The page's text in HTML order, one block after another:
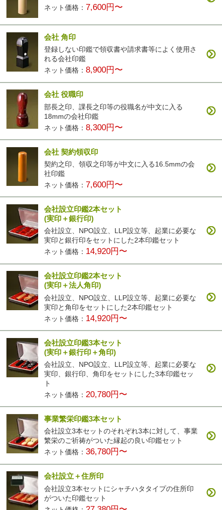
ネット価格：7,600円〜
会社 角印
登録しない印鑑で領収書や請求書等によく使用さ
れる会社印鑑
ネット価格：8,900円〜
会社 役職印
部長之印、課長之印等の役職名が中文に入る
18mmの会社印鑑
ネット価格：8,300円〜
会社 契約領収印
契約之印、領収之印等が中文に入る16.5mmの会
社印鑑
ネット価格： 7,600円〜
会社設立印鑑2本セット
(実印＋銀行印)
会社設立、NPO設立、LLP設立等、起業に必要な
実印と銀行印をセットにした2本印鑑セット
ネット価格： 14,920円〜
会社設立印鑑2本セット
(実印＋法人角印)
会社設立、NPO設立、LLP設立等、起業に必要な
実印と角印をセットにした2本印鑑セット
ネット価格： 14,920円〜
会社設立印鑑3本セット
(実印＋銀行印＋角印)
会社設立、NPO設立、LLP設立等、起業に必要な
実印、銀行印、角印をセットにした3本印鑑セッ
ト
ネット価格： 20,780円〜
事業繁栄印鑑3本セット
会社設立3本セットのそれぞれ3本に対して、事業
繁栄のご祈祷がついた縁起の良い印鑑セット
ネット価格：36,780円〜
会社設立＋住所印
会社設立3本セットにシャチハタタイプの住所印
がついた印鑑セット